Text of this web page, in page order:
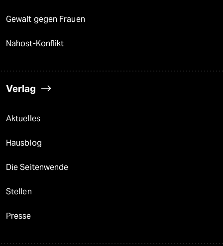
Gewalt gegen Frauen
Nahost-Konflikt
Verlag
Aktuelles
Hausblog
Die Seitenwende
Stellen
Presse